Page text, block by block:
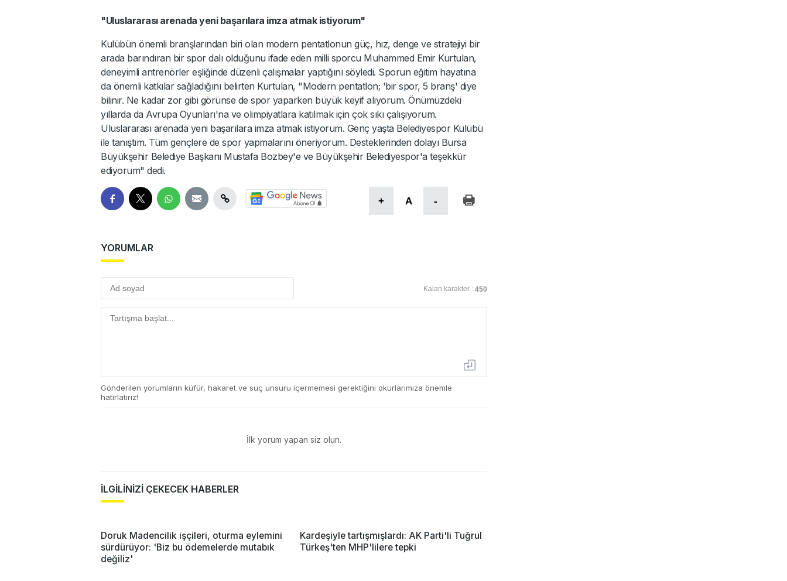
"Uluslararası arenada yeni başarılara imza atmak istiyorum"
Kulübün önemli branşlarından biri olan modern pentatlonun güç, hız, denge ve stratejiyi bir
arada barındıran bir spor dalı olduğunu ifade eden milli sporcu Muhammed Emir Kurtulan,
deneyimli antrenörler eşliğinde düzenli çalışmalar yaptığını söyledi. Sporun eğitim hayatına
da önemli katkılar sağladığını belirten Kurtulan, "Modern pentatlon; 'bir spor, 5 branş' diye
bilinir. Ne kadar zor gibi görünse de spor yaparken büyük keyif alıyorum. Önümüzdeki
yıllarda da Avrupa Oyunları'na ve olimpiyatlara katılmak için çok sıkı çalışıyorum.
Uluslararası arenada yeni başarılara imza atmak istiyorum. Genç yaşta Belediyespor Kulübü
ile tanıştım. Tüm gençlere de spor yapmalarını öneriyorum. Desteklerinden dolayı Bursa
Büyükşehir Belediye Başkanı Mustafa Bozbey'e ve Büyükşehir Belediyespor'a teşekkür
ediyorum" dedi.
+ A -
YORUMLAR
Kalan karakter : 450
Gönderilen yorumların küfür, hakaret ve suç unsuru içermemesi gerektiğini okurlarımıza önemle
hatırlatırız!
İlk yorum yapan siz olun.
İLGİLİNİZİ ÇEKECEK HABERLER
Doruk Madencilik işçileri, oturma eylemini
sürdürüyor: 'Biz bu ödemelerde mutabık
değiliz'
Kardeşiyle tartışmışlardı: AK Parti'li Tuğrul
Türkeş'ten MHP'lilere tepki